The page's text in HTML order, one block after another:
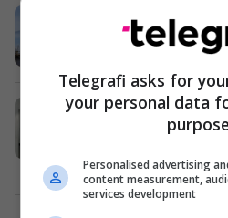
Retë e
male (Foto)
Interesante
Jetoi për tre
publik i
Dështime 25/
Telegrafi asks for
your personal data
Personalised advertising
content measurement,
services development